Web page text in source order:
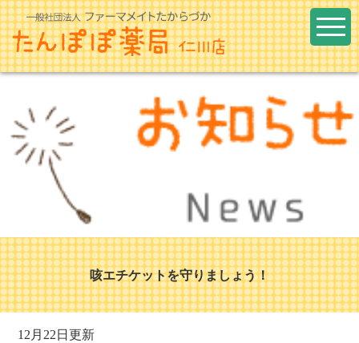
咳エチケットを守りましょう！
12月22日更新